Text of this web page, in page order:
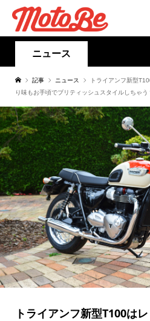
ニュース
記事 ニュース
トライアンフ新型
り味もお手頃でブリティッシュスタイルしちゃう
トライアンフ新型T100は